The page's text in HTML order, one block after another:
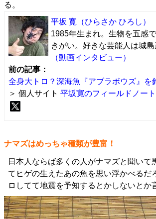
る。
平坂 寛 （ひらさか ひろし）
1985年生まれ。生物を五感
きがい。好きな芸能人は城島
（動画インタビュー）
前の記事：
全身大トロ？深海魚『アブラボウズ』を
＞ 個人サイト 平坂寛のフィールドノート
ナマズはめっちゃ種類が豊富！
日本人ならば多くの人がナマズと聞いて
てヒゲの生えたあの魚を思い浮かべるだ
ロしてて地震を予知するとかしないとか